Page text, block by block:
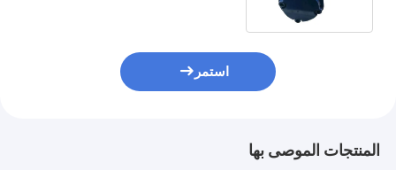
استمر
المنتجات الموصى بها